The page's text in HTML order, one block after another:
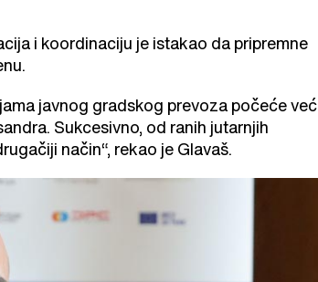
i koordinaciju je istakao da pripremne
javnog gradskog prevoza počeće već
Sukcesivno, od ranih jutarnjih
način“, rekao je Glavaš.